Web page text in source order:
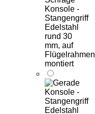
Konsole -
Stangengriff
Edelstahl
rund 30
mm, auf
Flügelrahmen
montiert